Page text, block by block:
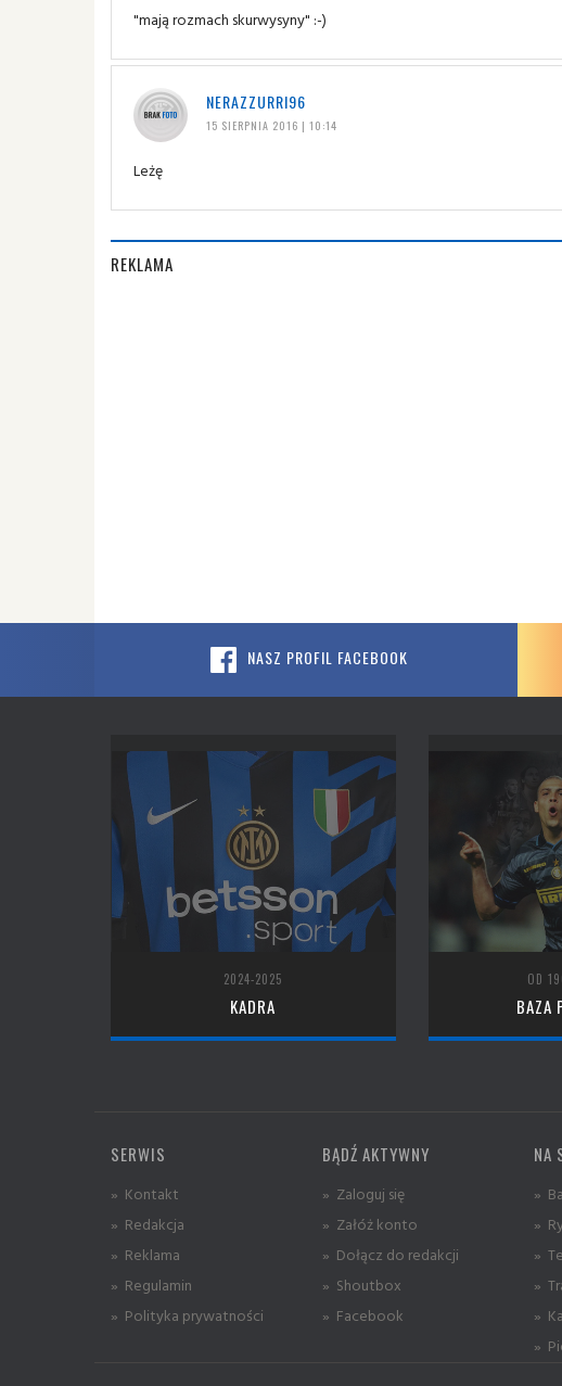
"mają rozmach skurwysyny" :-)
NERAZZURRI96
15 SIERPNIA 2016 | 10:14
Leżę
REKLAMA
NASZ PROFIL FACEBOOK
2024-2025
KADRA
OD
BAZA
SERWIS
» Kontakt
» Redakcja
» Reklama
» Regulamin
» Polityka prywatności
BĄDŹ AKTYWNY
» Zaloguj się
» Załóż konto
» Dołącz do redakcji
» Shoutbox
» Facebook
NA
»
»
»
»
»
»